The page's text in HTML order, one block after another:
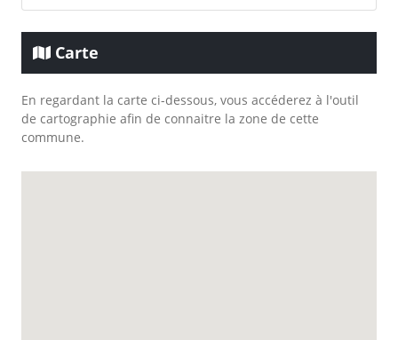
Carte
En regardant la carte ci-dessous, vous accéderez à l'outil
de cartographie afin de connaitre la zone de cette
commune.